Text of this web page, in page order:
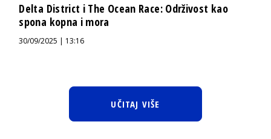
Delta District i The Ocean Race: Održivost kao
spona kopna i mora
30/09/2025 | 13:16
UČITAJ VIŠE